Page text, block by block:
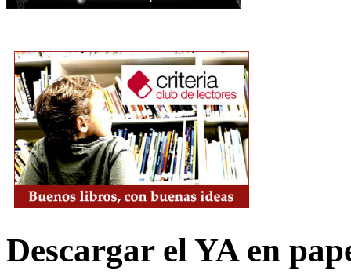
Descargar el YA en